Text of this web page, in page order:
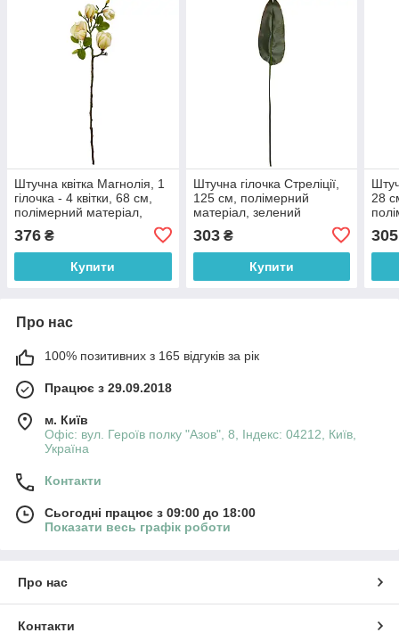
Штучна квітка Магнолія, 1
гілочка - 4 квітки, 68 см,
полімерний матеріал,
376 ₴
Купити
Штучна гілочка Стреліції,
125 см, полімерний
матеріал, зелений
303₴
Купити
28
305
Про нас
100% позитивних з 165 відгуків за рік
Працює з 29.09.2018
м. Київ
Офіс: вул. Героїв полку "Азов", 8, Індекс: 04212, Київ,
Україна
Контакти
Сьогодні працює з 09:00 до 18:00
Показати весь графік роботи
Про нас
Контакти